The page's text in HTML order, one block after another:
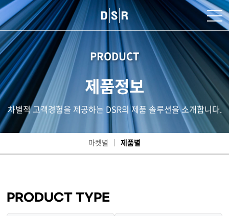
PRODUCT
제품정보
차별적 고객경험을 제공하는 DSR의 제품 솔루션을 소개합니다.
마켓별 제품별
PRODUCT TYPE